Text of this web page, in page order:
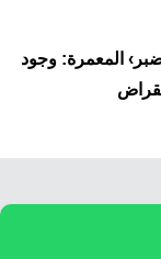
المعمرة: وجود